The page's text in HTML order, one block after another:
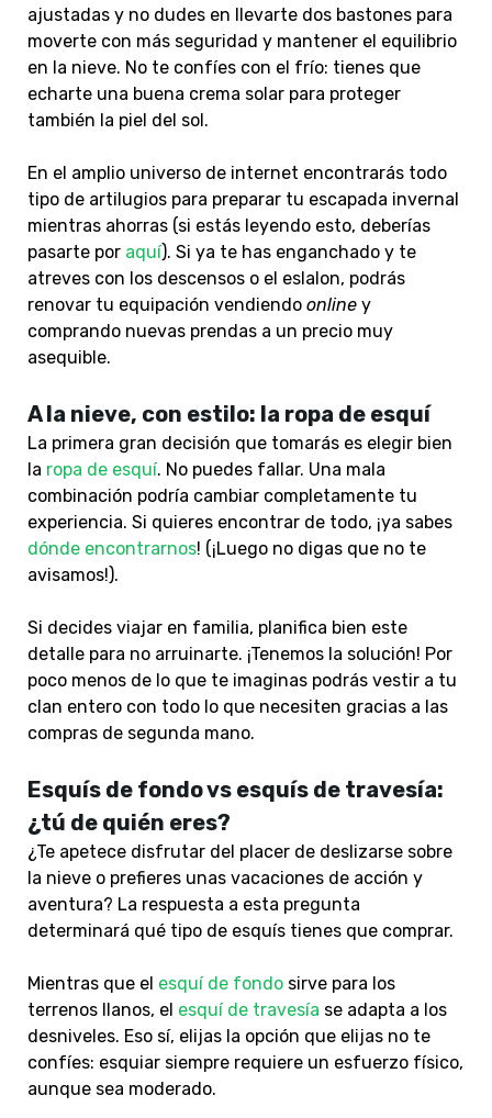
ajustadas y no dudes en llevarte dos bastones para
moverte con más seguridad y mantener el equilibrio
en la nieve. No te confíes con el frío: tienes que
echarte una buena crema solar para proteger
también la piel del sol.
En el amplio universo de internet encontrarás todo
tipo de artilugios para preparar tu escapada invernal
mientras ahorras (si estás leyendo esto, deberías
pasarte por aquí). Si ya te has enganchado y te
atreves con los descensos o el eslalon, podrás
renovar tu equipación vendiendo online y
comprando nuevas prendas a un precio muy
asequible.
A la nieve, con estilo: la ropa de esquí
La primera gran decisión que tomarás es elegir bien
la ropa de esquí. No puedes fallar. Una mala
combinación podría cambiar completamente tu
experiencia. Si quieres encontrar de todo, ¡ya sabes
dónde encontrarnos! (¡Luego no digas que no te
avisamos!).
Si decides viajar en familia, planifica bien este
detalle para no arruinarte. ¡Tenemos la solución! Por
poco menos de lo que te imaginas podrás vestir a tu
clan entero con todo lo que necesiten gracias a las
compras de segunda mano.
Esquís de fondo vs esquís de travesía:
¿tú de quién eres?
¿Te apetece disfrutar del placer de deslizarse sobre
la nieve o prefieres unas vacaciones de acción y
aventura? La respuesta a esta pregunta
determinará qué tipo de esquís tienes que comprar.
Mientras que el esquí de fondo sirve para los
terrenos llanos, el esquí de travesía se adapta a los
desniveles. Eso sí, elijas la opción que elijas no te
confíes: esquiar siempre requiere un esfuerzo físico,
aunque sea moderado.